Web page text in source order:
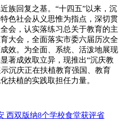
回复之基。“十四五”以来，沉
色社会从义思惟为指点，深切贯
会，认实落练习总关于教育的主
大会，全面落实市委六届历次全
效。为全面、系统、活泼地展现
著成效取立异，现推出“沉庆教
沉庆正在扶植教育强国、教育
扶植的实践取担任力量。
西双版纳8个学校食堂获评省